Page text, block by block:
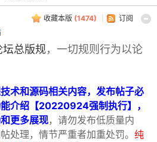
收藏本版 (1474) 订阅
坛总版规，一切规则行为以论
术和源码相关内容，发布帖子必
介绍【20220924强制执行】，
更多展现，请勿发布低质量内
处理，情节严重者加重处罚。 纯